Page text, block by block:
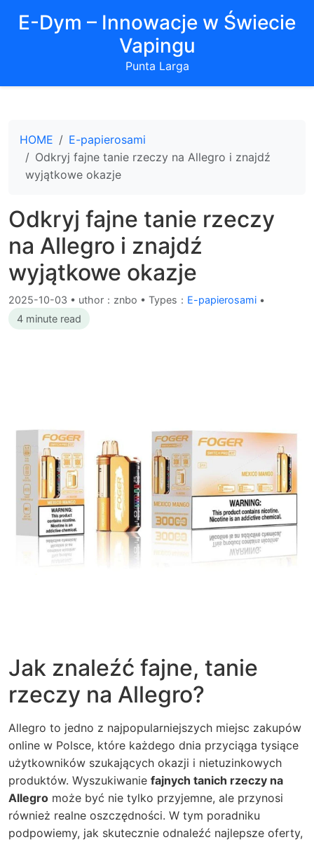
E-Dym – Innowacje w Świecie
Vapingu
Punta Larga
HOME
E-papierosami
Odkryj fajne tanie rzeczy na Allegro i znajdź
wyjątkowe okazje
Odkryj fajne tanie rzeczy
na Allegro i znajdź
wyjątkowe okazje
2025-10-03 • uthor：znbo • Types： E-papierosami •
4 minute read
Jak znaleźć fajne, tanie
rzeczy na Allegro?
Allegro to jedno z najpopularniejszych miejsc zakupów
online w Polsce, które każdego dnia przyciąga tysiące
użytkowników szukających okazji i nietuzinkowych
produktów. Wyszukiwanie fajnych tanich rzeczy na
Allegro może być nie tylko przyjemne, ale przynosi
również realne oszczędności. W tym poradniku
podpowiemy, jak skutecznie odnaleźć najlepsze oferty,